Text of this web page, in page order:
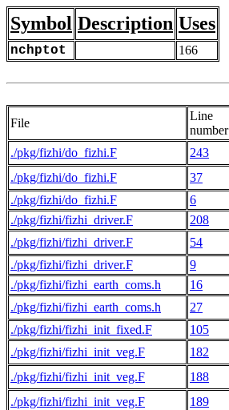
Symbol Description Uses
nchptot 166
File
Line
number
./pkg/fizhi/do_fizhi.F 243
./pkg/fizhi/do_fizhi.F
37
./pkg/fizhi/do_fizhi.F
6
./pkg/fizhi/fizhi_driver.F
208
./pkg/fizhi/fizhi_driver.F
54
./pkg/fizhi/fizhi_driver.F
9
./pkg/fizhi/fizhi_earth_coms.h
16
./pkg/fizhi/fizhi_earth_coms.h
27
./pkg/fizhi/fizhi_init_fixed.F
105
./pkg/fizhi/fizhi_init_veg.F
182
./pkg/fizhi/fizhi_init_veg.F
188
./pkg/fizhi/fizhi_init_veg.F
189